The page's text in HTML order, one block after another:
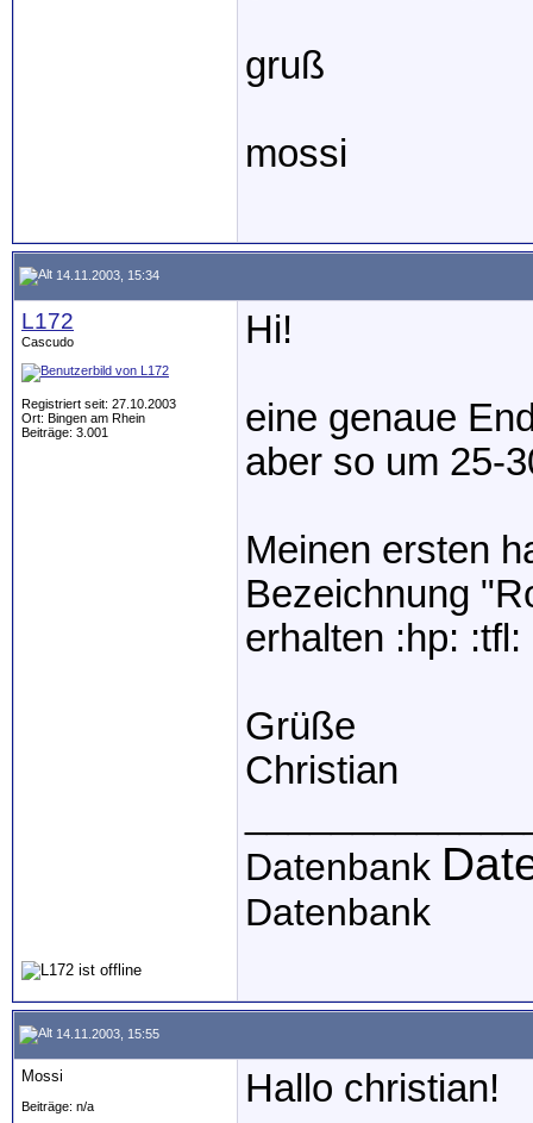
gruß
mossi
14.11.2003, 15:34
L172
Cascudo
Registriert seit: 27.10.2003
Ort: Bingen am Rhein
Beiträge: 3.001
Hi!
eine genaue
aber so um 25-
Meinen ersten
Bezeichnung
erhalten :hp: :tfl:
Grüße
Christian
Datenbank
Datenbank
14.11.2003, 15:55
Mossi
Beiträge: n/a Hallo christian!